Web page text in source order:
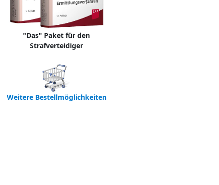
"Das" Paket für den
Strafverteidiger
Weitere Bestellmöglichkeiten